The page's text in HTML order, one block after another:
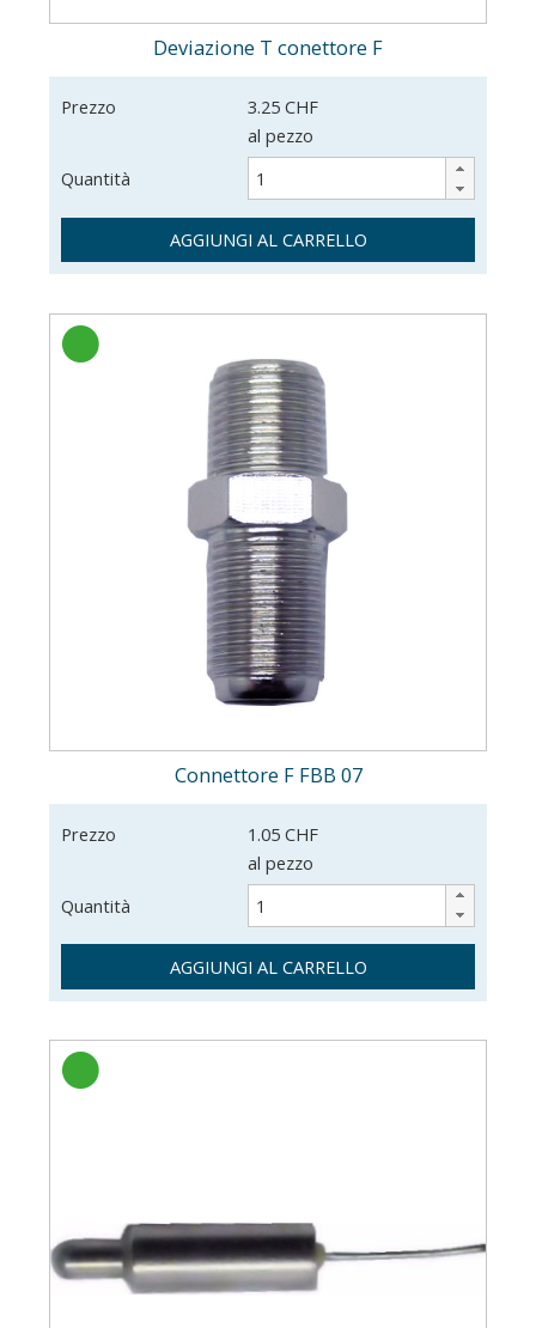
Deviazione T conettore F
Prezzo
3.25 CHF
al pezzo
Quantità
AGGIUNGI AL CARRELLO
Connettore F FBB 07
Prezzo
1.05 CHF
al pezzo
Quantità
AGGIUNGI AL CARRELLO